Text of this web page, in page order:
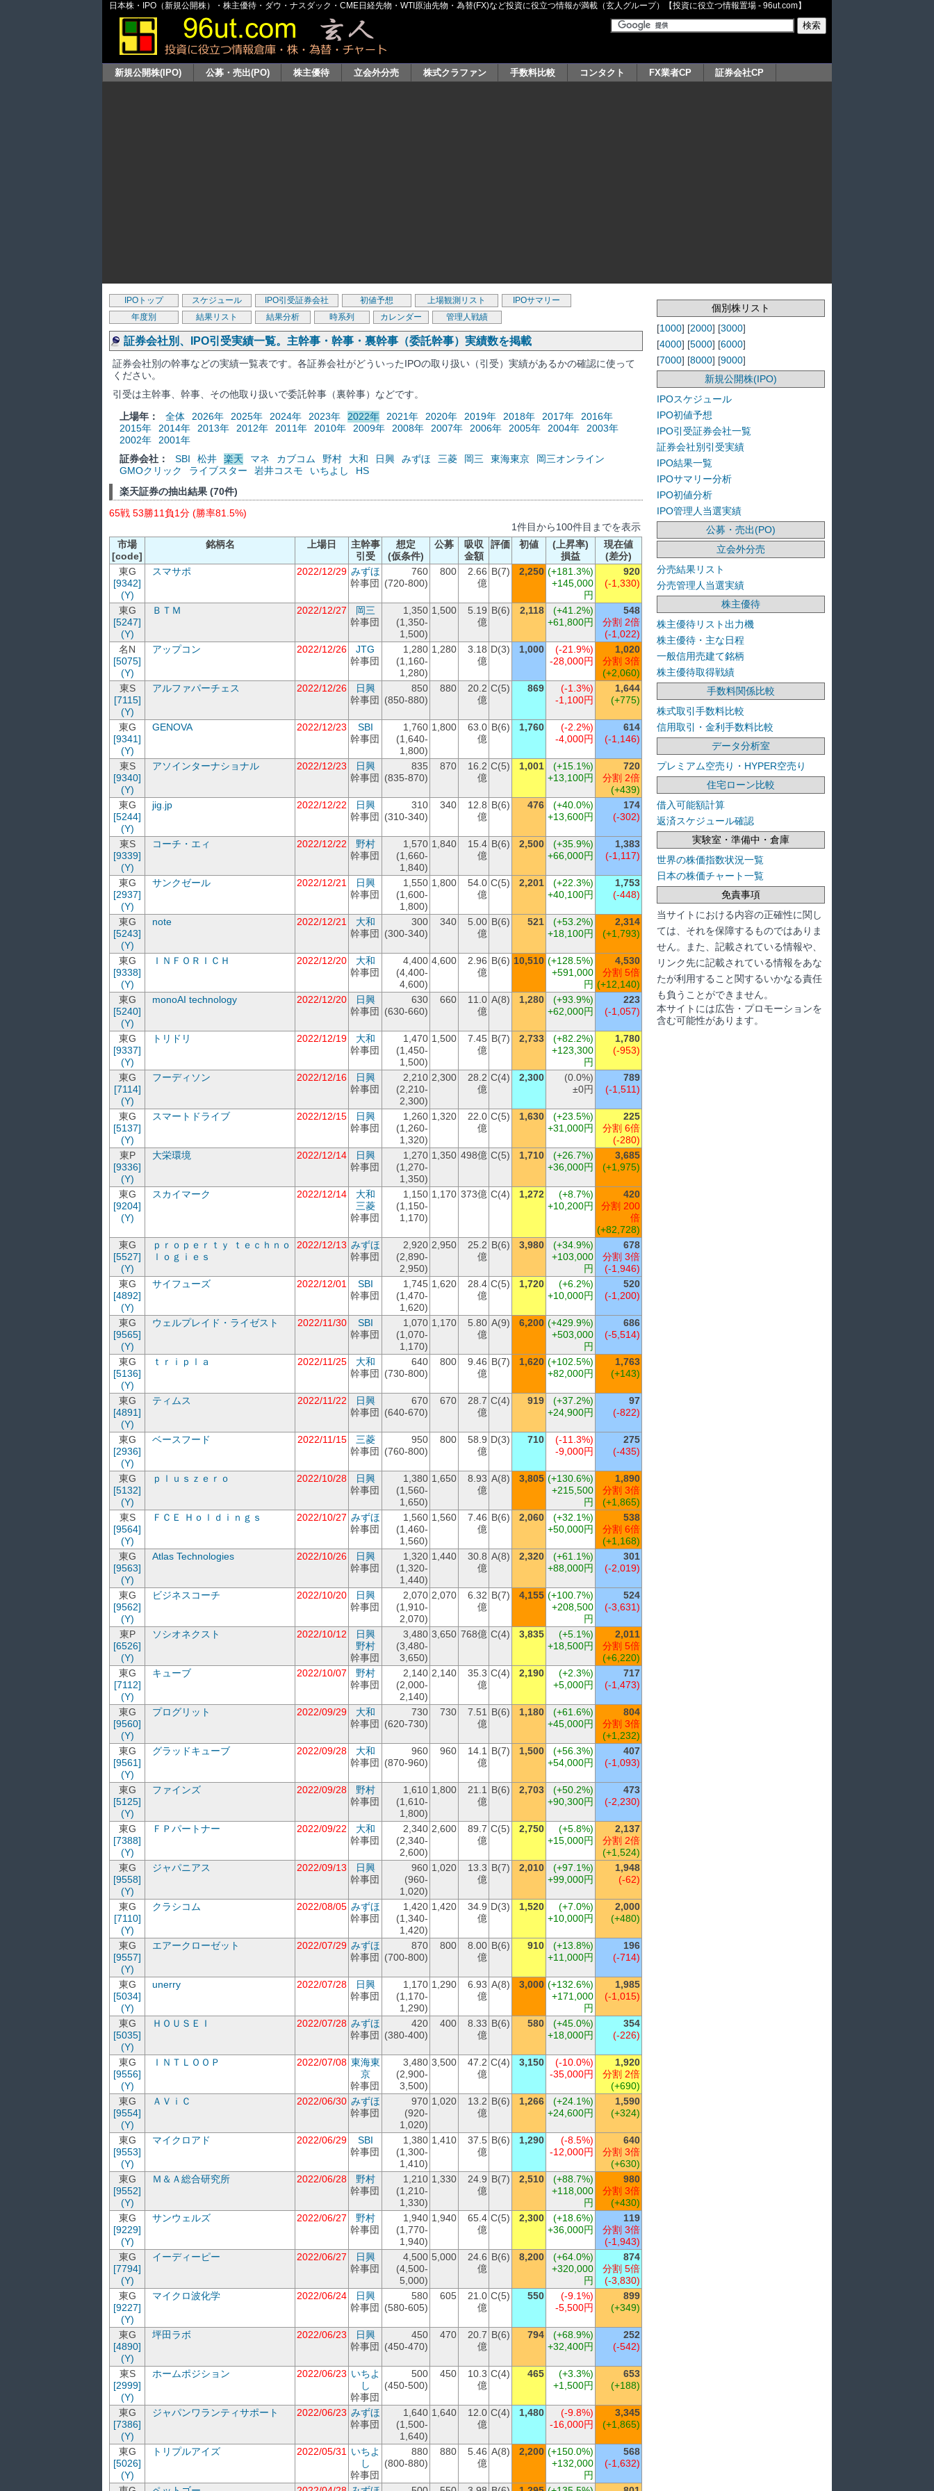
日本株・IPO（新規公開株）・株主優待・ダウ・ナスダック・CME日経先物・WTI原油先物・為替(FX)など投資に役立つ情報が満載（玄人グループ）【投資に役立つ情報置場 - 96ut.com】
新規公開株(IPO) 公募・売出(PO) 株主優待 立会外分売 株式クラファン 手数料比較 コンタクト FX業者CP 証券会社CP
IPOトップ スケジュール IPO引受証券会社 初値予想 上場観測リスト
IPOサマリー
年度別
結果リスト 結果分析 時系列 カレンダー 管理人戦績
証券会社別、IPO引受実績一覧。主幹事・幹事・裏幹事（委託幹事）実績数を掲載
証券会社別の幹事などの実績一覧表です。各証券会社がどういったIPOの取り扱い（引受）実績があるかの確認に使って
ください。
引受は主幹事、幹事、その他取り扱いで委託幹事（裏幹事）などです。
上場年：
全体 2026年 2025年 2024年 2023年 2022年 2021年 2020年 2019年 2018年 2017年
2016年
2015年
2014年 2013年 2012年 2011年 2010年 2009年 2008年 2007年 2006年 2005年 2004年
2003年
2002年
2001年
証券会社：
SBI 松井 楽天 マネ カブコム 野村 大和 日興 みずほ 三菱 岡三 東海東京
岡三オンライン
GMOクリック
ライブスター 岩井コスモ いちよし
HS
楽天証券の抽出結果 (70件)
65戦 53勝11負1分 (勝率81.5%)
1件目から100件目までを表示
市場
[code]
銘柄名 上場日
主幹事
引受
想定
(仮条件)
公募
吸収
金額
評価 初値
(上昇率)
損益
現在値
(差分)
東G
[9342]
(Y)
スマサポ 2022/12/29 みずほ
幹事団
760
(720-800)
800
2.66
億
B(7) 2,250 (+181.3%)
+145,000
円
920
(-1,330)
東G
[5247]
(Y)
ＢＴＭ 2022/12/27
岡三
幹事団
1,350
(1,350-
1,500)
1,500
5.19
億
B(6) 2,118
(+41.2%)
+61,800円
548
分割 2倍
(-1,022)
名N
[5075]
(Y)
アップコン 2022/12/26
JTG
幹事団
1,280
(1,160-
1,280)
1,280
3.18
億
D(3) 1,000
(-21.9%)
-28,000円
1,020
分割 3倍
(+2,060)
東S
[7115]
(Y)
アルファパーチェス 2022/12/26
日興
幹事団
850
(850-880)
880
20.2
億
C(5) 869
(-1.3%)
-1,100円
1,644
(+775)
東G
[9341]
(Y)
GENOVA 2022/12/23
SBI
幹事団
1,760
(1,640-
1,800)
1,800
63.0
億
B(6) 1,760
(-2.2%)
-4,000円
614
(-1,146)
東S
[9340]
(Y)
アソインターナショナル 2022/12/23
日興
幹事団
835
(835-870)
870
16.2
億
C(5) 1,001
(+15.1%)
+13,100円
720
分割 2倍
(+439)
東G
[5244]
(Y)
jig.jp 2022/12/22
日興
幹事団
310
(310-340)
340
12.8
億
B(6) 476
(+40.0%)
+13,600円
174
(-302)
東S
[9339]
(Y)
コーチ・エィ 2022/12/22
野村
幹事団
1,570
(1,660-
1,840)
1,840
15.4
億
B(6) 2,500
(+35.9%)
+66,000円
1,383
(-1,117)
東G
[2937]
(Y)
サンクゼール 2022/12/21
日興
幹事団
1,550
(1,600-
1,800)
1,800
54.0
億
C(5) 2,201
(+22.3%)
+40,100円
1,753
(-448)
東G
[5243]
(Y)
note 2022/12/21
大和
幹事団
300
(300-340)
340
5.00
億
B(6) 521
(+53.2%)
+18,100円
2,314
(+1,793)
東G
[9338]
(Y)
ＩＮＦＯＲＩＣＨ 2022/12/20
大和
幹事団
4,400
(4,400-
4,600)
4,600
2.96
億
B(6) 10,510 (+128.5%)
+591,000
円
4,530
分割 5倍
(+12,140)
東G
[5240]
(Y)
monoAI technology 2022/12/20
日興
幹事団
630
(630-660)
660
11.0
億
A(8) 1,280
(+93.9%)
+62,000円
223
(-1,057)
東G
[9337]
(Y)
トリドリ 2022/12/19
大和
幹事団
1,470
(1,450-
1,500)
1,500
7.45
億
B(7) 2,733
(+82.2%)
+123,300
円
1,780
(-953)
東G
[7114]
(Y)
フーディソン 2022/12/16
日興
幹事団
2,210
(2,210-
2,300)
2,300
28.2
億
C(4) 2,300
(0.0%)
±0円
789
(-1,511)
東G
[5137]
(Y)
スマートドライブ 2022/12/15
日興
幹事団
1,260
(1,260-
1,320)
1,320
22.0
億
C(5) 1,630
(+23.5%)
+31,000円
225
分割 6倍
(-280)
東P
[9336]
(Y)
大栄環境 2022/12/14
日興
幹事団
1,270
(1,270-
1,350)
1,350 498億 C(5) 1,710
(+26.7%)
+36,000円
3,685
(+1,975)
東G
[9204]
(Y)
スカイマーク 2022/12/14
大和
三菱
幹事団
1,150
(1,150-
1,170)
1,170 373億 C(4) 1,272
(+8.7%)
+10,200円
420
分割 200
倍
(+82,728)
東G
[5527]
(Y)
ｐｒｏｐｅｒｔｙ ｔｅｃｈｎｏ
ｌｏｇｉｅｓ
2022/12/13 みずほ
幹事団
2,920
(2,890-
2,950)
2,950
25.2
億
B(6) 3,980
(+34.9%)
+103,000
円
678
分割 3倍
(-1,946)
東G
[4892]
(Y)
サイフューズ 2022/12/01
SBI
幹事団
1,745
(1,470-
1,620)
1,620
28.4
億
C(5) 1,720
(+6.2%)
+10,000円
520
(-1,200)
東G
[9565]
(Y)
ウェルプレイド・ライゼスト 2022/11/30
SBI
幹事団
1,070
(1,070-
1,170)
1,170
5.80
億
A(9) 6,200 (+429.9%)
+503,000
円
686
(-5,514)
東G
[5136]
(Y)
ｔｒｉｐｌａ 2022/11/25
大和
幹事団
640
(730-800)
800
9.46
億
B(7) 1,620 (+102.5%)
+82,000円
1,763
(+143)
東G
[4891]
(Y)
ティムス 2022/11/22
日興
幹事団
670
(640-670)
670
28.7
億
C(4) 919
(+37.2%)
+24,900円
97
(-822)
東G
[2936]
(Y)
ベースフード 2022/11/15
三菱
幹事団
950
(760-800)
800
58.9
億
D(3) 710
(-11.3%)
-9,000円
275
(-435)
東G
[5132]
(Y)
ｐｌｕｓｚｅｒｏ 2022/10/28
日興
幹事団
1,380
(1,560-
1,650)
1,650
8.93
億
A(8) 3,805 (+130.6%)
+215,500
円
1,890
分割 3倍
(+1,865)
東S
[9564]
(Y)
ＦＣＥ Ｈｏｌｄｉｎｇｓ 2022/10/27 みずほ
幹事団
1,560
(1,460-
1,560)
1,560
7.46
億
B(6) 2,060
(+32.1%)
+50,000円
538
分割 6倍
(+1,168)
東G
[9563]
(Y)
Atlas Technologies 2022/10/26
日興
幹事団
1,320
(1,320-
1,440)
1,440
30.8
億
A(8) 2,320
(+61.1%)
+88,000円
301
(-2,019)
東G
[9562]
(Y)
ビジネスコーチ 2022/10/20
日興
幹事団
2,070
(1,910-
2,070)
2,070
6.32
億
B(7) 4,155 (+100.7%)
+208,500
円
524
(-3,631)
東P
[6526]
(Y)
ソシオネクスト 2022/10/12
日興
野村
幹事団
3,480
(3,480-
3,650)
3,650 768億 C(4) 3,835
(+5.1%)
+18,500円
2,011
分割 5倍
(+6,220)
東G
[7112]
(Y)
キューブ 2022/10/07
野村
幹事団
2,140
(2,000-
2,140)
2,140
35.3
億
C(4) 2,190
(+2.3%)
+5,000円
717
(-1,473)
東G
[9560]
(Y)
プログリット 2022/09/29
大和
幹事団
730
(620-730)
730
7.51
億
B(6) 1,180
(+61.6%)
+45,000円
804
分割 3倍
(+1,232)
東G
[9561]
(Y)
グラッドキューブ 2022/09/28
大和
幹事団
960
(870-960)
960
14.1
億
B(7) 1,500
(+56.3%)
+54,000円
407
(-1,093)
東G
[5125]
(Y)
ファインズ 2022/09/28
野村
幹事団
1,610
(1,610-
1,800)
1,800
21.1
億
B(6) 2,703
(+50.2%)
+90,300円
473
(-2,230)
東G
[7388]
(Y)
ＦＰパートナー 2022/09/22
大和
幹事団
2,340
(2,340-
2,600)
2,600
89.7
億
C(5) 2,750
(+5.8%)
+15,000円
2,137
分割 2倍
(+1,524)
東G
[9558]
(Y)
ジャパニアス 2022/09/13
日興
幹事団
960
(960-
1,020)
1,020
13.3
億
B(7) 2,010
(+97.1%)
+99,000円
1,948
(-62)
東G
[7110]
(Y)
クラシコム 2022/08/05 みずほ
幹事団
1,420
(1,340-
1,420)
1,420
34.9
億
D(3) 1,520
(+7.0%)
+10,000円
2,000
(+480)
東G
[9557]
(Y)
エアークローゼット 2022/07/29 みずほ
幹事団
870
(700-800)
800
8.00
億
B(6) 910
(+13.8%)
+11,000円
196
(-714)
東G
[5034]
(Y)
unerry 2022/07/28
日興
幹事団
1,170
(1,170-
1,290)
1,290
6.93
億
A(8) 3,000 (+132.6%)
+171,000
円
1,985
(-1,015)
東G
[5035]
(Y)
ＨＯＵＳＥＩ 2022/07/28 みずほ
幹事団
420
(380-400)
400
8.33
億
B(6) 580
(+45.0%)
+18,000円
354
(-226)
東G
[9556]
(Y)
ＩＮＴＬＯＯＰ 2022/07/08 東海東
京
幹事団
3,480
(2,900-
3,500)
3,500
47.2
億
C(4) 3,150
(-10.0%)
-35,000円
1,920
分割 2倍
(+690)
東G
[9554]
(Y)
ＡＶｉＣ 2022/06/30 みずほ
幹事団
970
(920-
1,020)
1,020
13.2
億
B(6) 1,266
(+24.1%)
+24,600円
1,590
(+324)
東G
[9553]
(Y)
マイクロアド 2022/06/29
SBI
幹事団
1,380
(1,300-
1,410)
1,410
37.5
億
B(6) 1,290
(-8.5%)
-12,000円
640
分割 3倍
(+630)
東G
[9552]
(Y)
Ｍ＆Ａ総合研究所 2022/06/28
野村
幹事団
1,210
(1,210-
1,330)
1,330
24.9
億
B(7) 2,510
(+88.7%)
+118,000
円
980
分割 3倍
(+430)
東G
[9229]
(Y)
サンウェルズ 2022/06/27
野村
幹事団
1,940
(1,770-
1,940)
1,940
65.4
億
C(5) 2,300
(+18.6%)
+36,000円
119
分割 3倍
(-1,943)
東G
[7794]
(Y)
イーディーピー 2022/06/27
日興
幹事団
4,500
(4,500-
5,000)
5,000
24.6
億
B(6) 8,200
(+64.0%)
+320,000
円
874
分割 5倍
(-3,830)
東G
[9227]
(Y)
マイクロ波化学 2022/06/24
日興
幹事団
580
(580-605)
605
21.0
億
C(5) 550
(-9.1%)
-5,500円
899
(+349)
東G
[4890]
(Y)
坪田ラボ 2022/06/23
日興
幹事団
450
(450-470)
470
20.7
億
B(6) 794
(+68.9%)
+32,400円
252
(-542)
東S
[2999]
(Y)
ホームポジション 2022/06/23 いちよ
し
幹事団
500
(450-500)
450
10.3
億
C(4) 465
(+3.3%)
+1,500円
653
(+188)
東G
[7386]
(Y)
ジャパンワランティサポート 2022/06/23 みずほ
幹事団
1,640
(1,500-
1,640)
1,640
12.0
億
C(4) 1,480
(-9.8%)
-16,000円
3,345
(+1,865)
東G
[5026]
(Y)
トリプルアイズ 2022/05/31 いちよ
し
幹事団
880
(800-880)
880
5.46
億
A(8) 2,200 (+150.0%)
+132,000
円
568
(-1,632)
個別株リスト
[1000] [2000] [3000]
[4000] [5000] [6000]
[7000] [8000] [9000]
新規公開株(IPO)
IPOスケジュール
IPO初値予想
IPO引受証券会社一覧
証券会社別引受実績
IPO結果一覧
IPOサマリー分析
IPO初値分析
IPO管理人当選実績
公募・売出(PO)
立会外分売
分売結果リスト
分売管理人当選実績
株主優待
株主優待リスト出力機
株主優待・主な日程
一般信用売建て銘柄
株主優待取得戦績
手数料関係比較
株式取引手数料比較
信用取引・金利手数料比較
データ分析室
プレミアム空売り・HYPER空売り
住宅ローン比較
借入可能額計算
返済スケジュール確認
実験室・準備中・倉庫
世界の株価指数状況一覧
日本の株価チャート一覧
免責事項
当サイトにおける内容の正確性に関し
ては、それを保障するものではありま
せん。また、記載されている情報や、
リンク先に記載されている情報をあな
たが利用すること関するいかなる責任
も負うことができません。
本サイトには広告・プロモーションを
含む可能性があります。